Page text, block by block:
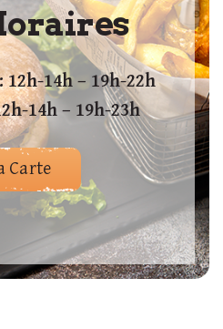
12h-14h – 19h-22h
14h – 19h-23h
Carte